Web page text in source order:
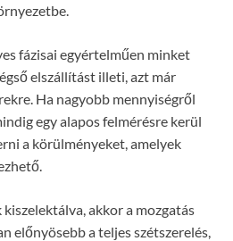
fázisai egyértelműen minket
elszállítást illeti, azt már
Ha nagyobb mennyiségről
egy alapos felmérésre kerül
a körülményeket, amelyek
akkor a mozgatás
előnyösebb a teljes szétszerelés,